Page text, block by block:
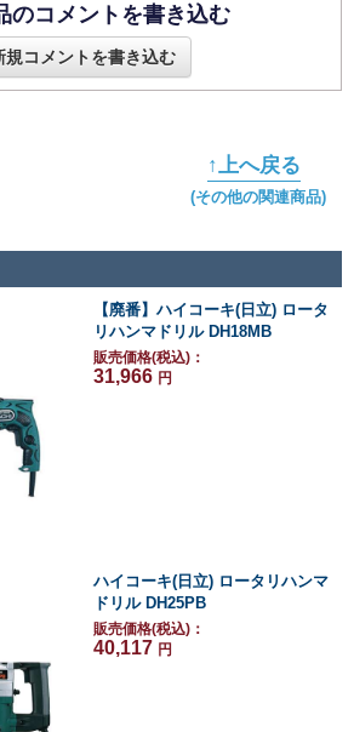
のコメントを書き込む
規コメントを書き込む
↑上へ戻る
(その他の関連商品)
【廃番】ハイコーキ(日立) ロータ
リハンマドリル DH18MB
販売価格(税込)：
31,966 円
ハイコーキ(日立) ロータリハンマ
ドリル DH25PB
販売価格(税込)：
40,117 円